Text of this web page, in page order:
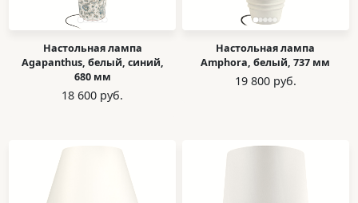
Настольная лампа
Agapanthus, белый, синий,
680 мм
18 600 руб.
Настольная лампа
Amphora, белый, 737 мм
19 800 руб.